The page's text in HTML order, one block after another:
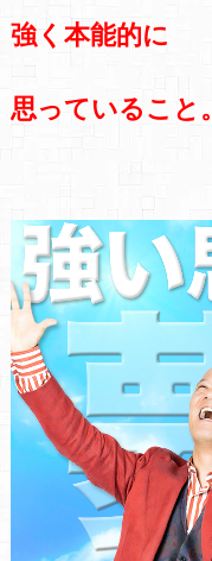
強く本能的に
思っていること。